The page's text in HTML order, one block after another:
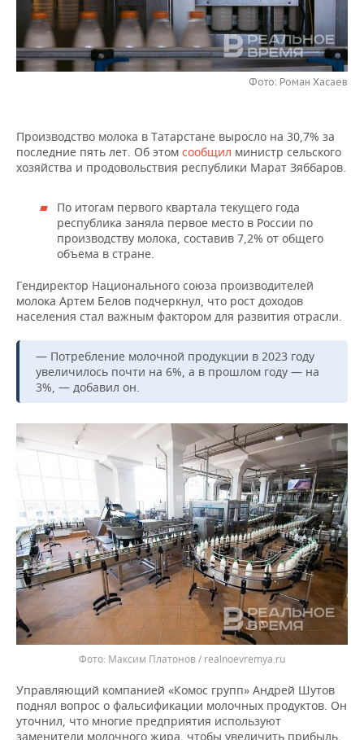
НЕФТЕХИМИЯ
НЕФТЬ
РОЗНИЧНАЯ ТОРГОВЛЯ
ТРАНСПОРТ
НОВОСТИ ТЕХНОЛОГИЙ
IT
ТЕЛЕКОММУНИКАЦИИ
МЕРОПРИЯТИЯ
НОВОСТИ МЕРОПРИЯТИЙ
БИЗНЕС-БРАНЧИ
ОТКРЫТАЯ ЛЕКЦИЯ
СПОРТ
ФУТБОЛ
БАСКЕТБОЛ
ВОЛЕЙБОЛ
КИБЕРСПОРТ
ВОДНЫЕ ВИДЫ СПОРТА
ХОККЕЙ С МЯЧОМ
НОВОСТИ ОБЩЕСТВА
ИНФРАСТРУКТУРА
ИСТОРИЯ
КУЛЬТУРА
ОБРАЗОВАНИЕ
ПРОИСШЕСТВИЯ
ФОТОГАЛЕРЕЯ
СПРАВОЧНИК
СПИСОК ПЕРСОН
СПИСОК КОМПАНИЙ
ПОЛНАЯ ВЕРСИЯ
Фото: Роман Хасаев
Производство молока в Татарстане выросло на 30,7% за
последние пять лет. Об этом сообщил министр сельского
хозяйства и продовольствия республики Марат Зяббаров.
По итогам первого квартала текущего года
республика заняла первое место в России по
производству молока, составив 7,2% от общего
объема в стране.
Гендиректор Национального союза производителей
молока Артем Белов подчеркнул, что рост доходов
населения стал важным фактором для развития отрасли.
— Потребление молочной продукции в 2023 году
увеличилось почти на 6%, а в прошлом году — на
3%, — добавил он.
Максим Платонов / realnoevremya.ru
Управляющий компанией «Комос групп» Андрей Шутов
поднял вопрос о фальсификации молочных продуктов. Он
уточнил, что многие предприятия используют
заменители молочного жира, чтобы увеличить прибыль.